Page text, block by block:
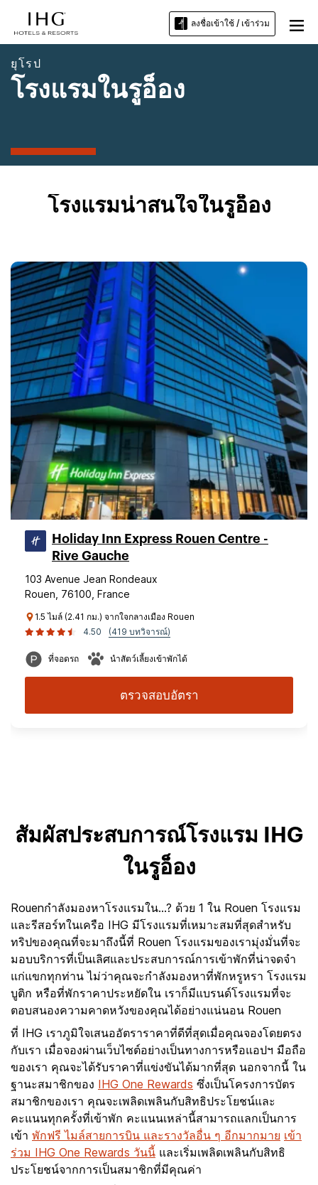
ลงชื่อเข้าใช้ / เข้าร่วม
ยุโรป
โรงแรมในรูอ็อง
โรงแรมน่าสนใจในรูอ็อง
Holiday Inn Express Rouen Centre -
Rive Gauche
103 Avenue Jean Rondeaux
Rouen, 76100, France
1.5 ไมล์ (2.41 กม.) จากใจกลางเมือง Rouen
4.50
(419 บทวิจารณ์)
ที่จอดรถ นำสัตว์เลี้ยงเข้าพักได้
ตรวจสอบอัตรา
สัมผัสประสบการณ์โรงแรม IHG
ในรูอ็อง
Rouenกำลังมองหาโรงแรมใน...? ด้วย 1 ใน Rouen โรงแรม
และรีสอร์ทในเครือ IHG มีโรงแรมที่เหมาะสมที่สุดสำหรับ
ทริปของคุณที่จะมาถึงนี้ที่ Rouen โรงแรมของเรามุ่งมั่นที่จะ
มอบบริการที่เป็นเลิศและประสบการณ์การเข้าพักที่น่าจดจำ
แก่แขกทุกท่าน ไม่ว่าคุณจะกำลังมองหาที่พักหรูหรา โรงแรม
บูติก หรือที่พักราคาประหยัดใน เราก็มีแบรนด์โรงแรมที่จะ
ตอบสนองความคาดหวังของคุณได้อย่างแน่นอน Rouen
ที่ IHG เราภูมิใจเสนออัตราราคาที่ดีที่สุดเมื่อคุณจองโดยตรง
กับเรา เมื่อจองผ่านเว็บไซต์อย่างเป็นทางการหรือแอปฯ มือถือ
ของเรา คุณจะได้รับราคาที่แข่งขันได้มากที่สุด นอกจากนี้ ใน
ฐานะสมาชิกของ IHG One Rewards ซึ่งเป็นโครงการบัตร
สมาชิกของเรา คุณจะเพลิดเพลินกับสิทธิประโยชน์และ
คะแนนทุกครั้งที่เข้าพัก คะแนนเหล่านี้สามารถแลกเป็นการ
เข้า พักฟรี ไมล์สายการบิน และรางวัลอื่น ๆ อีกมากมาย เข้า
ร่วม IHG One Rewards วันนี้ และเริ่มเพลิดเพลินกับสิทธิ
ประโยชน์จากการเป็นสมาชิกที่มีคุณค่า